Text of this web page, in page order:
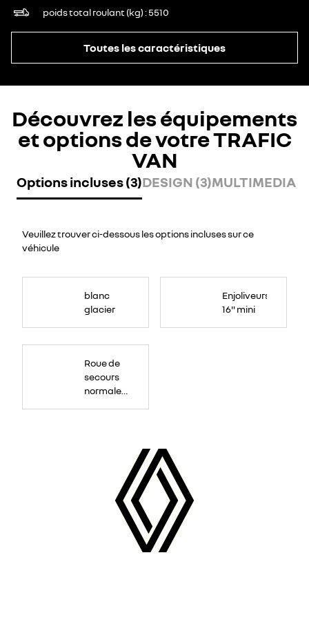
poids total roulant (kg) 5510
Toutes les caractéristiques
Découvrez les équipements
et options de votre TRAFIC
VAN
Options incluses (3)DESIGN (3)MULTIMEDIA
Veuillez trouver ci-dessous les options incluses sur ce
véhicule
blanc
glacier
Enjoliveurs
16" mini
Roue de
secours
normale